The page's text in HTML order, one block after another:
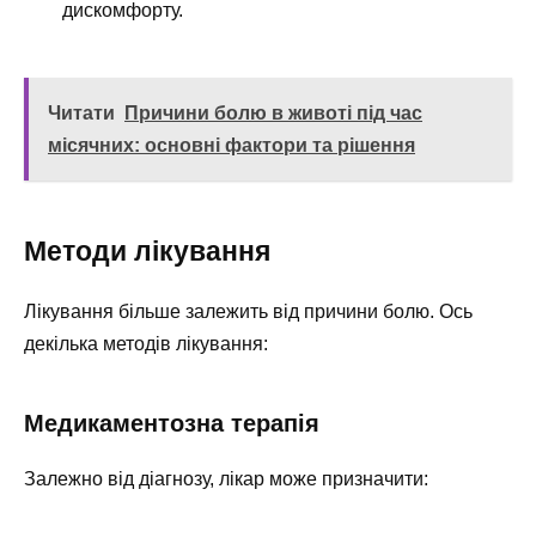
дискомфорту.
Читати
Причини болю в животі під час
місячних: основні фактори та рішення
Методи лікування
Лікування більше залежить від причини болю. Ось
декілька методів лікування:
Медикаментозна терапія
Залежно від діагнозу, лікар може призначити: